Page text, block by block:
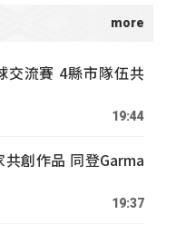
交流賽 4縣市隊伍共
19:44
創作品 同登Garma
19:37